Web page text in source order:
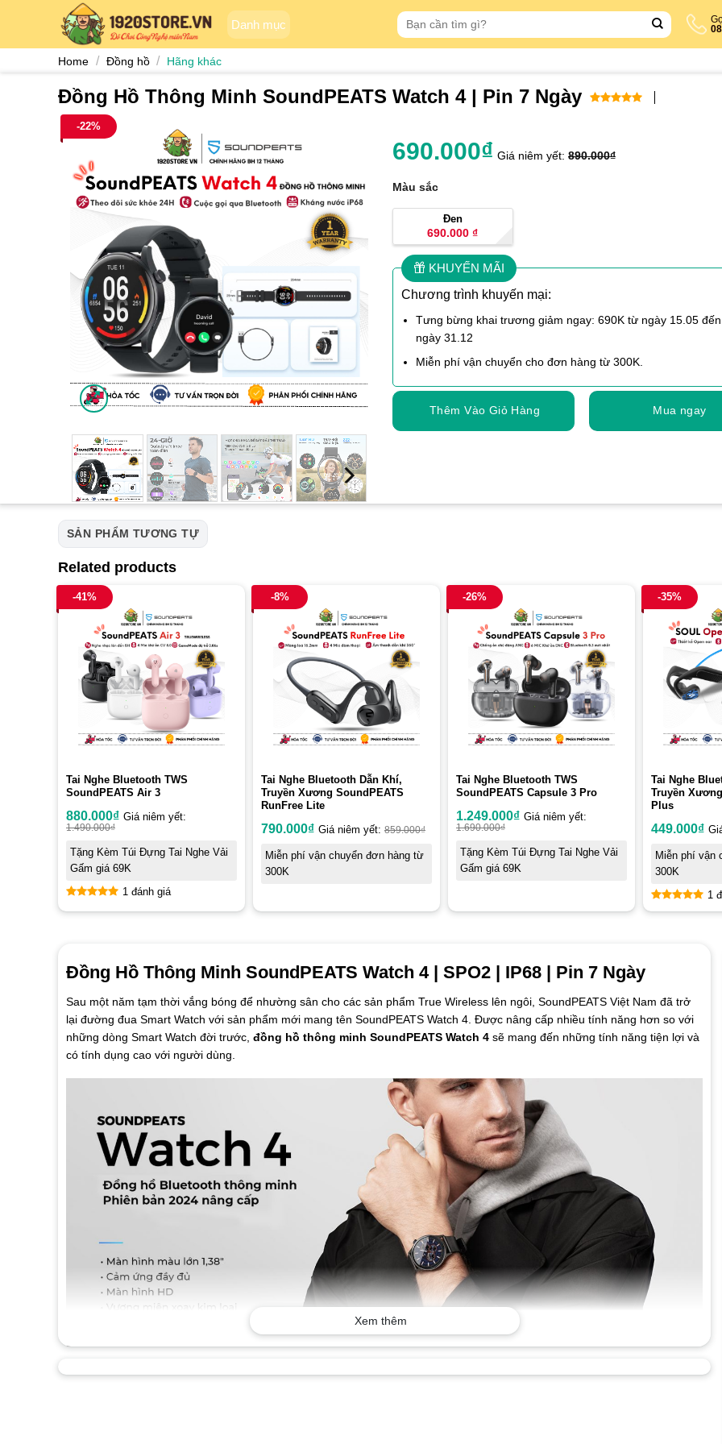
Danh mục
Search
for:
Home / Đồng hồ / Hãng khác
Đồng Hồ Thông Minh SoundPEATS Watch 4 | Pin 7 Ngày
-22%
690.000₫ Giá niêm yết: 890.000₫
Màu sắc
Đen
690.000₫
KHUYẾN MÃI
Chương trình khuyến mại:
Tưng bừng khai trương giảm ngay: 690K từ ngày 15.05
ngày 31.12
Miễn phí vận chuyển cho đơn hàng từ 300K.
Thêm Vào Giỏ Hàng Mua ngay
SẢN PHẨM TƯƠNG TỰ
Related products
-41%
Tai Nghe Bluetooth TWS
SoundPEATS Air 3
5out of 5
880.000₫ Giá niêm yết:
1.490.000₫
Tặng Kèm Túi Đựng Tai Nghe Vải
Gấm giá 69K
1 đánh giá
-8%
Tai Nghe Bluetooth Dẫn Khí,
Truyền Xương SoundPEATS
RunFree Lite
790.000₫ Giá niêm yết: 859.000₫
Miễn phí vận chuyển đơn hàng từ
300K
-26%
Tai Nghe Bluetooth TWS
SoundPEATS Capsule 3 Pro
1.249.000₫ Giá niêm yết:
1.690.000₫
Tặng Kèm Túi Đựng Tai Nghe Vải
Gấm giá 69K
-35%
Tai Nghe
Truyền
Plus
5out of 5
449.000₫
Miễn phí vận
300K
1
Đồng Hồ Thông Minh SoundPEATS Watch 4 | SPO2 | IP68 | Pin 7 Ngày
Sau một năm tạm thời vắng bóng để nhường sân cho các sản phẩm True Wireless lên ngôi, SoundPEATS Việt Nam đã trở
lại đường đua Smart Watch với sản phẩm mới mang tên SoundPEATS Watch 4. Được nâng cấp nhiều tính năng hơn so với
những dòng Smart Watch đời trước, đồng hồ thông minh SoundPEATS Watch 4sẽ mang đến những tính năng tiện lợi và
có tính dụng cao với người dùng.
Tính năng chính của đồng hồ thông minh SoundPEATS Watch 4
Xem thêm